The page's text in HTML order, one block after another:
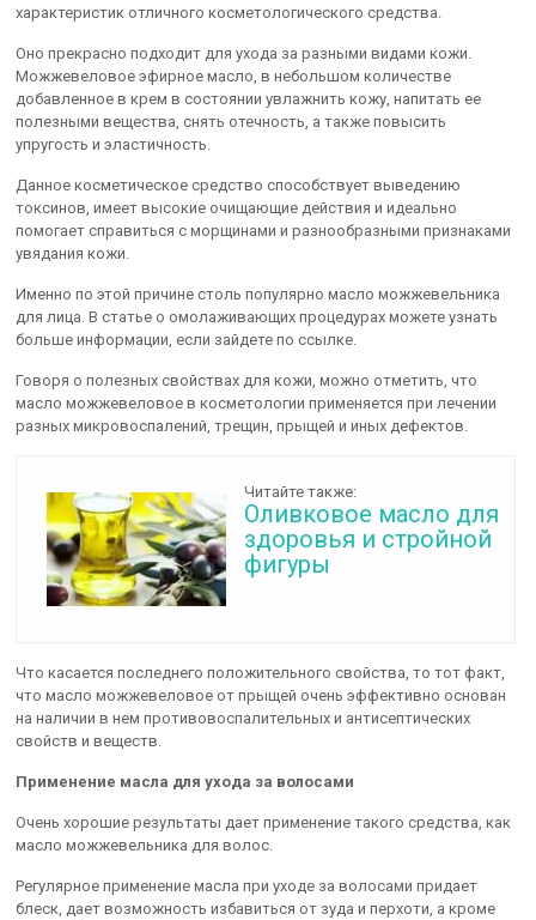
характеристик отличного косметологического средства.
Оно прекрасно подходит для ухода за разными видами кожи.
Можжевеловое эфирное масло, в небольшом количестве
добавленное в крем в состоянии увлажнить кожу, напитать ее
полезными вещества, снять отечность, а также повысить
упругость и эластичность.
Данное косметическое средство способствует выведению
токсинов, имеет высокие очищающие действия и идеально
помогает справиться с морщинами и разнообразными признаками
увядания кожи.
Именно по этой причине столь популярно масло можжевельника
для лица. В статье о омолаживающих процедурах можете узнать
больше информации, если зайдете по ссылке.
Говоря о полезных свойствах для кожи, можно отметить, что
масло можжевеловое в косметологии применяется при лечении
разных микровоспалений, трещин, прыщей и иных дефектов.
Читайте также:
Оливковое масло для
здоровья и стройной
фигуры
Что касается последнего положительного свойства, то тот факт,
что масло можжевеловое от прыщей очень эффективно основан
на наличии в нем противовоспалительных и антисептических
свойств и веществ.
Применение масла для ухода за волосами
Очень хорошие результаты дает применение такого средства, как
масло можжевельника для волос.
Регулярное применение масла при уходе за волосами придает
блеск, дает возможность избавиться от зуда и перхоти, а кроме